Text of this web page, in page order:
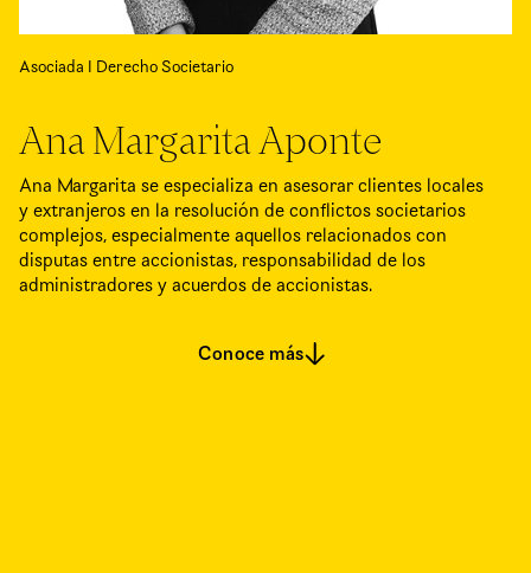
Asociada I Derecho Societario
Ana Margarita Aponte
Ana Margarita se especializa en asesorar clientes locales
y extranjeros en la resolución de conflictos societarios
complejos, especialmente aquellos relacionados con
disputas entre accionistas, responsabilidad de los
administradores y acuerdos de accionistas.
Conoce más